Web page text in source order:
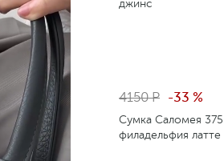
джинс
4150 Р -33 %
Сумка Саломея 375
филадельфия латте